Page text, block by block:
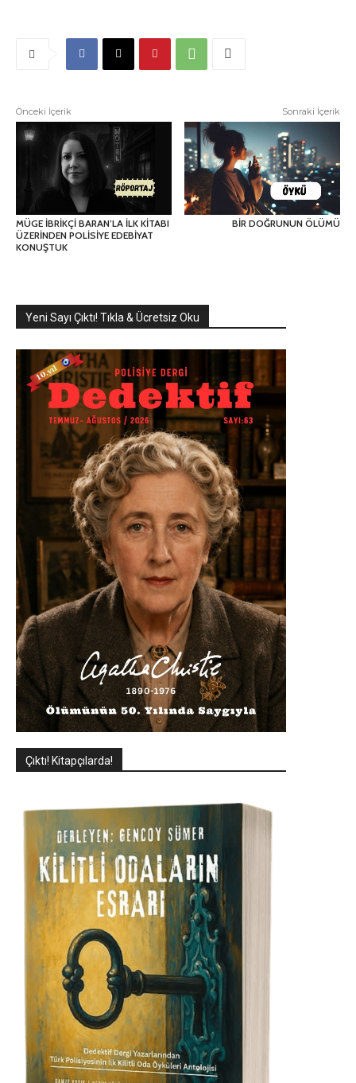
Önceki İçerik
MÜGE İBRİKÇİ BARAN’LA İLK KİTABI
ÜZERİNDEN POLİSİYE EDEBİYAT
KONUŞTUK
Sonraki İçerik
BİR DOĞRUNUN ÖLÜMÜ
Yeni Sayı Çıktı! Tıkla & Ücretsiz Oku
Çıktı! Kitapçılarda!